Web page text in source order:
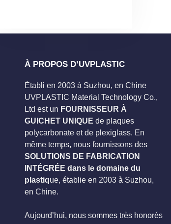
À PROPOS D’UVPLASTIC
Établi en 2003 à Suzhou, en Chine
UVPLASTIC Material Technology Co.,
Ltd est un FOURNISSEUR À
GUICHET UNIQUE de plaques
polycarbonate et de plexiglass. En
même temps, nous fournissons des
SOLUTIONS DE FABRICATION
INTÉGRÉE dans le domaine du
plastique, établie en 2003 à Suzhou,
en Chine.
Aujourd’hui, nous sommes très honorés